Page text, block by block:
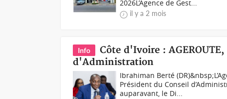
2026L’Agence de Gest...
il y a 2 mois
Info
Côte d'Ivoire :
d'Administration
Ibrahiman Berté
Président du Conseil
auparavant, le Di...